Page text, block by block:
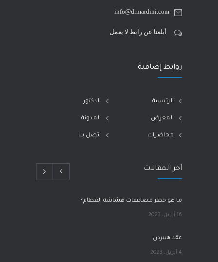
info@drmardini.com
أبلغنا عن رابط لا يعمل
روابط إضافية
الرئيسية الدكتور
المعرض المدونة
محاضرات اتصل بنا
آخر المقالات
ما هو خطر مضاعفات هشاشة العظام؟
16 أبريل، 2023
عقد هيبردن
4 أبريل، 2023